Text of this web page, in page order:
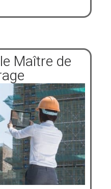
Maître de